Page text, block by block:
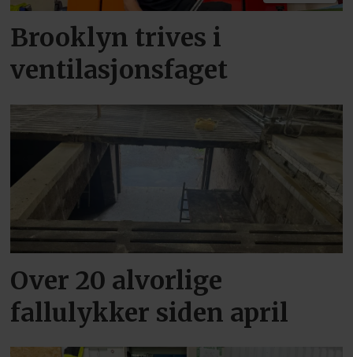
Brooklyn trives i
ventilasjonsfaget
Over 20 alvorlige
fallulykker siden april